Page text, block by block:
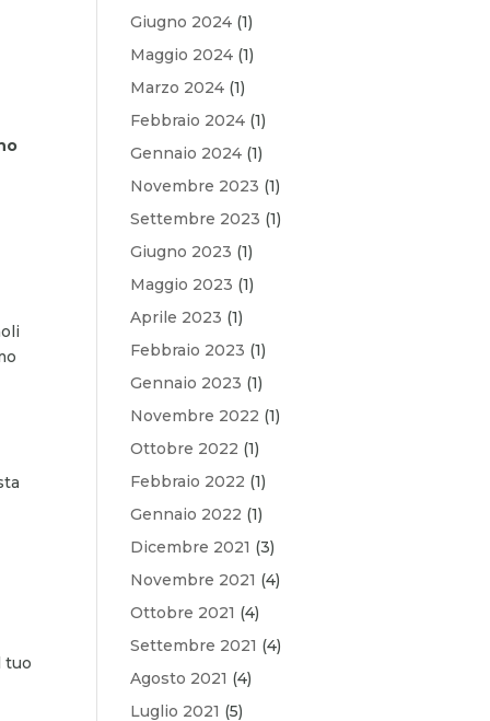
tuo
Giugno 2024 (1)
Maggio 2024 (1)
Marzo 2024 (1)
Febbraio 2024 (1)
Gennaio 2024 (1)
Novembre 2023 (1)
Settembre 2023 (1)
Giugno 2023 (1)
Maggio 2023 (1)
Aprile 2023 (1)
Febbraio 2023 (1)
Gennaio 2023 (1)
Novembre 2022 (1)
Ottobre 2022 (1)
Febbraio 2022 (1)
Gennaio 2022 (1)
Dicembre 2021 (3)
Novembre 2021 (4)
Ottobre 2021 (4)
Settembre 2021 (4)
Agosto 2021 (4)
Luglio 2021 (5)